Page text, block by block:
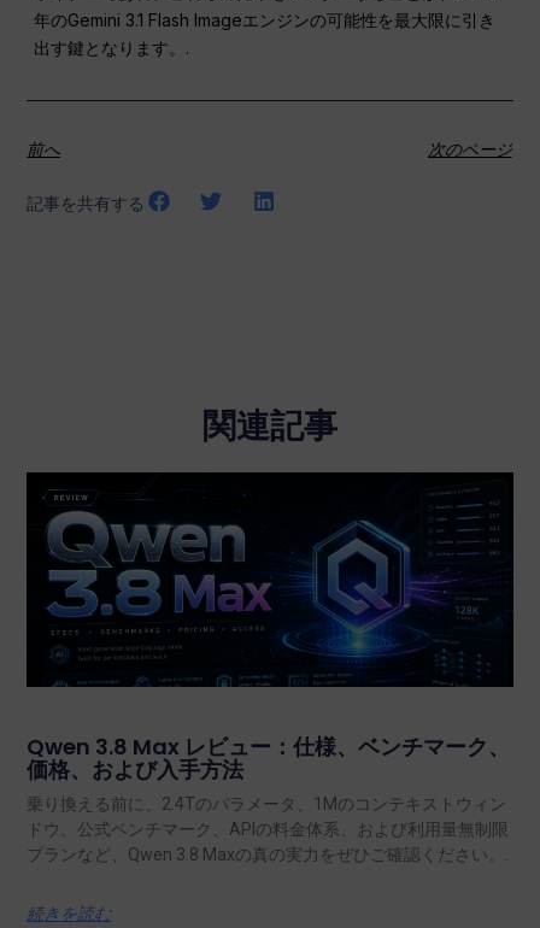
年のGemini 3.1 Flash Imageエンジンの可能性を最大限に引き
出す鍵となります。.
前へ 次のページ
記事を共有する
関連記事
Qwen 3.8 Max レビュー：仕様、ベンチマーク、
価格、および入手方法
乗り換える前に、2.4Tのパラメータ、1Mのコンテキストウィン
ドウ、公式ベンチマーク、APIの料金体系、および利用量無制限
プランなど、Qwen 3.8 Maxの真の実力をぜひご確認ください。.
続きを読む